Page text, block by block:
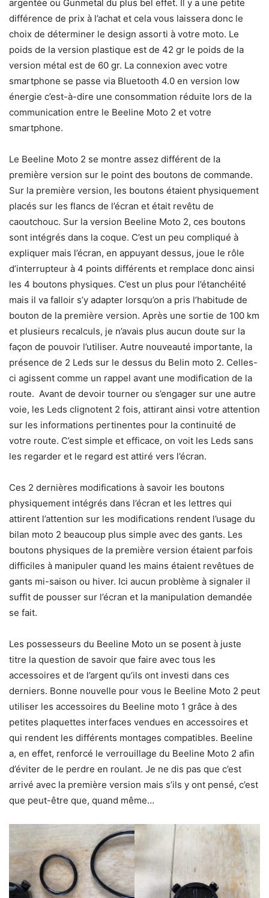
argentée ou Gunmetal du plus bel effet. Il y a une petite
différence de prix à l’achat et cela vous laissera donc le
choix de déterminer le design assorti à votre moto. Le
poids de la version plastique est de 42 gr le poids de la
version métal est de 60 gr. La connexion avec votre
smartphone se passe via Bluetooth 4.0 en version low
énergie c’est-à-dire une consommation réduite lors de la
communication entre le Beeline Moto 2 et votre
smartphone.
Le Beeline Moto 2 se montre assez différent de la
première version sur le point des boutons de commande.
Sur la première version, les boutons étaient physiquement
placés sur les flancs de l’écran et était revêtu de
caoutchouc. Sur la version Beeline Moto 2, ces boutons
sont intégrés dans la coque. C’est un peu compliqué à
expliquer mais l’écran, en appuyant dessus, joue le rôle
d’interrupteur à 4 points différents et remplace donc ainsi
les 4 boutons physiques. C’est un plus pour l’étanchéité
mais il va falloir s’y adapter lorsqu’on a pris l’habitude de
bouton de la première version. Après une sortie de 100 km
et plusieurs recalculs, je n’avais plus aucun doute sur la
façon de pouvoir l’utiliser. Autre nouveauté importante, la
présence de 2 Leds sur le dessus du Belin moto 2. Celles-
ci agissent comme un rappel avant une modification de la
route. Avant de devoir tourner ou s’engager sur une autre
voie, les Leds clignotent 2 fois, attirant ainsi votre attention
sur les informations pertinentes pour la continuité de
votre route. C’est simple et efficace, on voit les Leds sans
les regarder et le regard est attiré vers l’écran.
Ces 2 dernières modifications à savoir les boutons
physiquement intégrés dans l’écran et les lettres qui
attirent l’attention sur les modifications rendent l’usage du
bilan moto 2 beaucoup plus simple avec des gants. Les
boutons physiques de la première version étaient parfois
difficiles à manipuler quand les mains étaient revêtues de
gants mi-saison ou hiver. Ici aucun problème à signaler il
suffit de pousser sur l’écran et la manipulation demandée
se fait.
Les possesseurs du Beeline Moto un se posent à juste
titre la question de savoir que faire avec tous les
accessoires et de l’argent qu’ils ont investi dans ces
derniers. Bonne nouvelle pour vous le Beeline Moto 2 peut
utiliser les accessoires du Beeline moto 1 grâce à des
petites plaquettes interfaces vendues en accessoires et
qui rendent les différents montages compatibles. Beeline
a, en effet, renforcé le verrouillage du Beeline Moto 2 afin
d’éviter de le perdre en roulant. Je ne dis pas que c’est
arrivé avec la première version mais s’ils y ont pensé, c’est
que peut-être que, quand même…